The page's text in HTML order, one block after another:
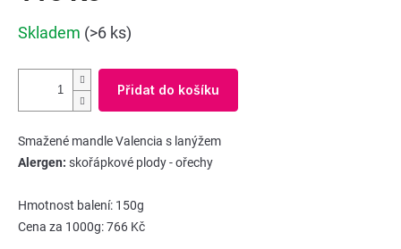
cena:
Skladem (>6 ks)
Přidat do košíku
Smažené mandle Valencia s lanýžem
Alergen: skořápkové plody - ořechy
Hmotnost balení: 150g
Cena za 1000g: 766 Kč